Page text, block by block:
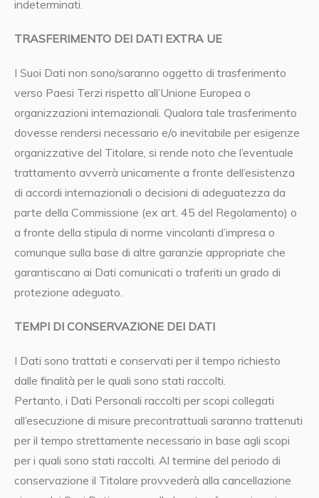
indeterminati.
TRASFERIMENTO DEI DATI EXTRA UE
I Suoi Dati non sono/saranno oggetto di trasferimento
verso Paesi Terzi rispetto all’Unione Europea o
organizzazioni internazionali. Qualora tale trasferimento
dovesse rendersi necessario e/o inevitabile per esigenze
organizzative del Titolare, si rende noto che l’eventuale
trattamento avverrà unicamente a fronte dell’esistenza
di accordi internazionali o decisioni di adeguatezza da
parte della Commissione (ex art. 45 del Regolamento) o
a fronte della stipula di norme vincolanti d’impresa o
comunque sulla base di altre garanzie appropriate che
garantiscano ai Dati comunicati o traferiti un grado di
protezione adeguato.
TEMPI DI CONSERVAZIONE DEI DATI
I Dati sono trattati e conservati per il tempo richiesto
dalle finalità per le quali sono stati raccolti.
Pertanto, i Dati Personali raccolti per scopi collegati
all’esecuzione di misure precontrattuali saranno trattenuti
per il tempo strettamente necessario in base agli scopi
per i quali sono stati raccolti. Al termine del periodo di
conservazione il Titolare provvederà alla cancellazione